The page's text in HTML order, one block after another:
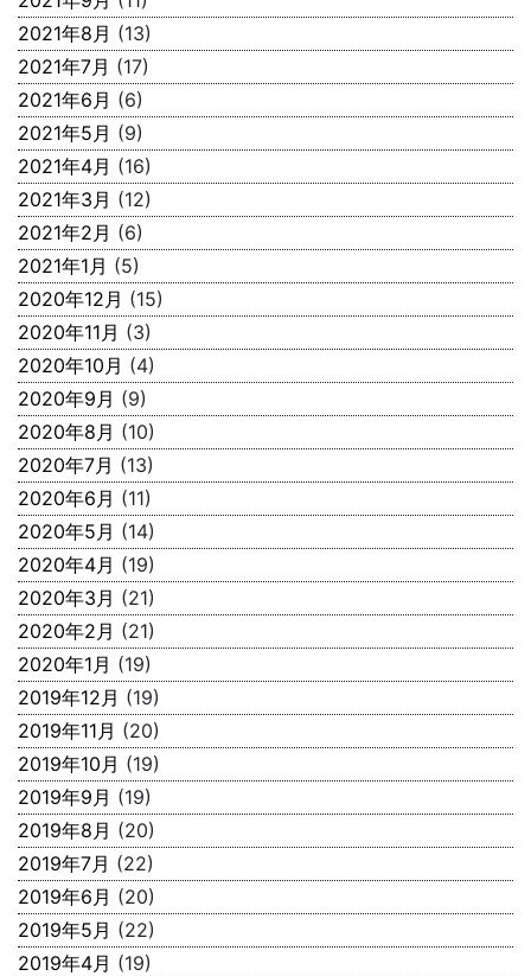
2021年8月 (13)
2021年7月 (17)
2021年6月 (6)
2021年5月 (9)
2021年4月 (16)
2021年3月 (12)
2021年2月 (6)
2021年1月 (5)
2020年12月 (15)
2020年11月 (3)
2020年10月 (4)
2020年9月 (9)
2020年8月 (10)
2020年7月 (13)
2020年6月 (11)
2020年5月 (14)
2020年4月 (19)
2020年3月 (21)
2020年2月 (21)
2020年1月 (19)
2019年12月 (19)
2019年11月 (20)
2019年10月 (19)
2019年9月 (19)
2019年8月 (20)
2019年7月 (22)
2019年6月 (20)
2019年5月 (22)
2019年4月 (19)